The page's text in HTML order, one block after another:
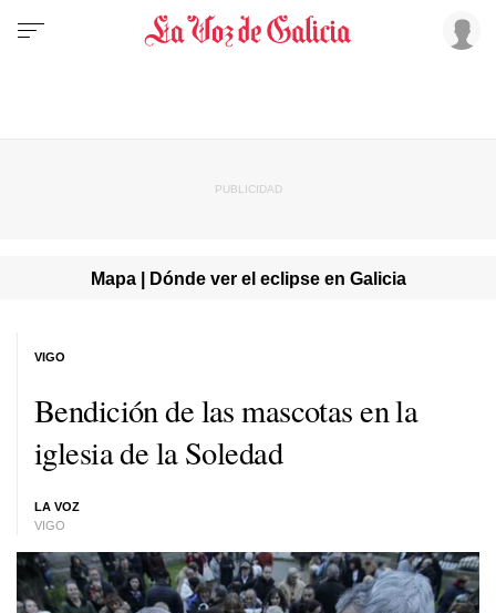
Mapa | Dónde ver el eclipse en Galicia
Bendición de las mascotas en la
iglesia de la Soledad
LA VOZ
VIGO
VIGO